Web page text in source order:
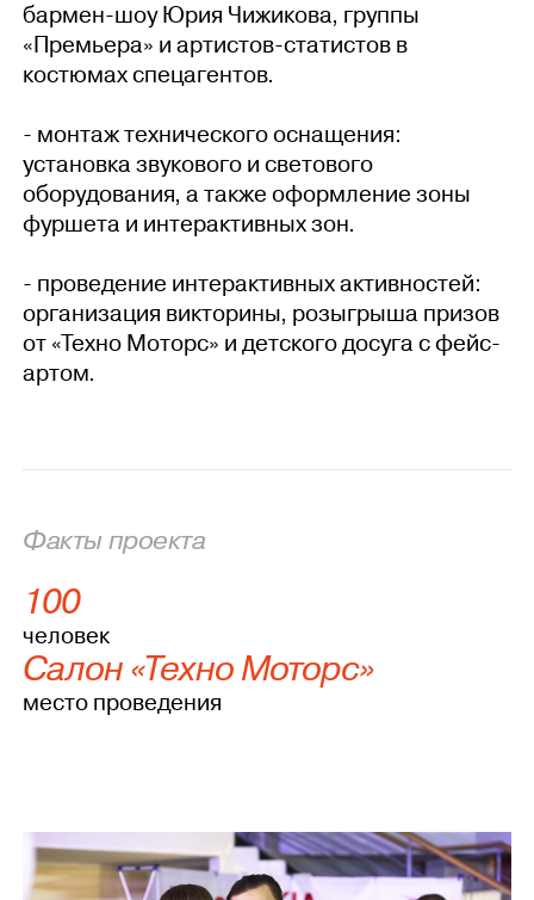
бармен-шоу Юрия Чижикова, группы
«Премьера» и артистов-статистов в
костюмах спецагентов.
- монтаж технического оснащения:
установка звукового и светового
оборудования, а также оформление зоны
фуршета и интерактивных зон.
- проведение интерактивных активностей:
организация викторины, розыгрыша призов
от «Техно Моторс» и детского досуга с фейс-
артом.
Факты проекта
100
человек
Салон «Техно Моторс»
место проведения